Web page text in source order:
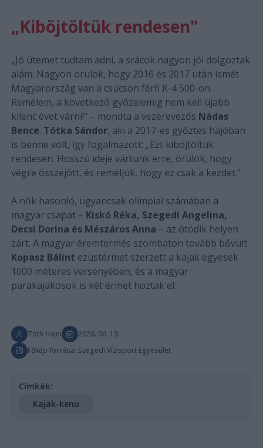
„Kiböjtöltük rendesen"
„Jó ütemet tudtam adni, a srácok nagyon jól dolgoztak
alám. Nagyon örülök, hogy 2016 és 2017 után ismét
Magyarország van a csúcson férfi K-4 500-on.
Remélem, a következő győzelemig nem kell újabb
kilenc évet várni!" – mondta a vezérevezős Nádas
Bence. Tótka Sándor, aki a 2017-es győztes hajóban
is benne volt, így fogalmazott: „Ezt kiböjtöltük
rendesen. Hosszú ideje vártunk erre, örülök, hogy
végre összejött, és reméljük, hogy ez csak a kezdet."
A nők hasonló, ugyancsak olimpiai számában a
magyar csapat – Kiskó Réka, Szegedi Angelina,
Decsi Dorina és Mészáros Anna – az ötödik helyen
zárt. A magyar éremtermés szombaton tovább bővült:
Kopasz Bálint ezüstérmet szerzett a kajak egyesek
1000 méteres versenyében, és a magyar
parakajakosok is két érmet hoztak el.
Tóth Hajni
2026. 06. 13.
Főkép forrása: Szegedi Vízisport Egyesület
Címkék:
Kajak-kenu